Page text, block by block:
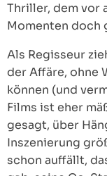
Thriller, dem vor
Momenten doch
Als Regisseur
der Affäre, ohne
können (und
Films ist eher
gesagt, über
Inszenierung
schon auffällt,